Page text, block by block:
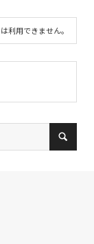
利用できません。